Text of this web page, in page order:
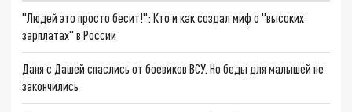
"Людей это просто бесит!": Кто и как создал миф о "высоких
зарплатах" в России
Даня с Дашей спаслись от боевиков ВСУ. Но беды для малышей не
закончились